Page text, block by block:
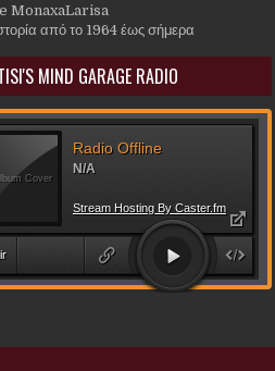
MonaxaLarisa
από το 1964 έως σήμερα
MIND GARAGE RADIO